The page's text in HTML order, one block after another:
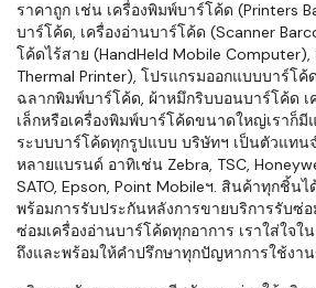
ราคาถูก เช่น เครื่องพิมพ์บาร์โค้ด (Printers
บาร์โค้ด, เครื่องอ่านบาร์โค้ด (Scanner
โค้ดไร้สาย (HandHeld Mobile Computer),
Thermal Printer), โปรแกรมออกแบบบาร์โค้
ฉลากพิมพ์บาร์โค้ด, ผ้าหมึกริบบอนบาร์โค้ด
เล็กหรือเครื่องพิมพ์บาร์โค้ดขนาดใหญ่เราก็มี
ระบบบาร์โค้ดทุกรูปแบบ บริษัทฯ เป็นตัวแทน
หลายแบรนด์ อาทิเช่น Zebra, TSC,
SATO, Epson, Point Mobileฯ. สินค้าทุกชิ้น
พร้อมการรับประกันหลังการขายบริการรับซ่
ซ่อมเครื่องอ่านบาร์โค้ดทุกอาการ เราใส่ใจใ
ถึงและพร้อมให้คำปรึกษาทุกปัญหาการใช้งา